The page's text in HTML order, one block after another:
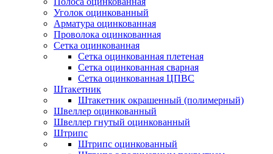
Уголок оцинкованный
Арматура оцинкованная
Проволока оцинкованная
Сетка оцинкованная
Сетка оцинкованная плетеная
Сетка оцинкованная сварная
Сетка оцинкованная ЦПВС
Штакетник
Штакетник окрашенный (полимерный)
Швеллер оцинкованный
Швеллер гнутый оцинкованный
Штрипс
Штрипс оцинкованный